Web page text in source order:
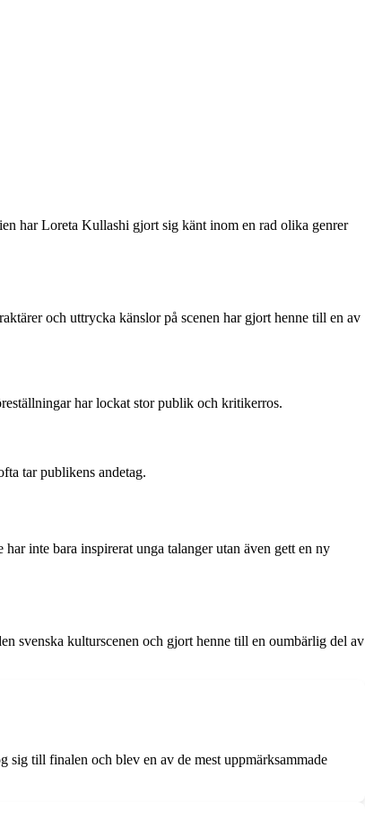
har Loreta Kullashi gjort sig känt inom en rad olika genrer
och uttrycka känslor på scenen har gjort henne till en av
har lockat stor publik och kritikerros.
tar publikens andetag.
inte bara inspirerat unga talanger utan även gett en ny
svenska kulturscenen och gjort henne till en oumbärlig del av
sig till finalen och blev en av de mest uppmärksammade